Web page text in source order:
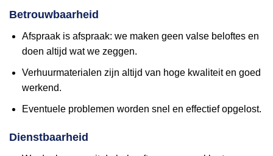
Betrouwbaarheid
Afspraak is afspraak: we maken geen valse beloftes en
doen altijd wat we zeggen.
Verhuurmaterialen zijn altijd van hoge kwaliteit en goed
werkend.
Eventuele problemen worden snel en effectief opgelost.
Dienstbaarheid